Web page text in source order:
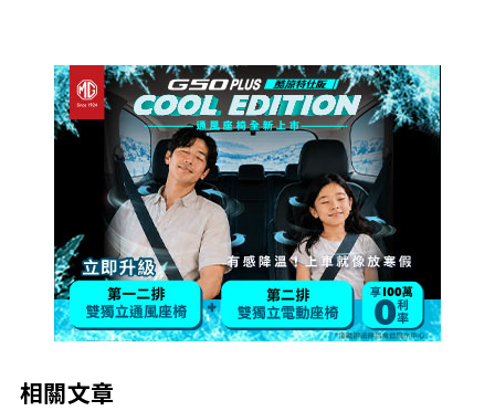
相關文章